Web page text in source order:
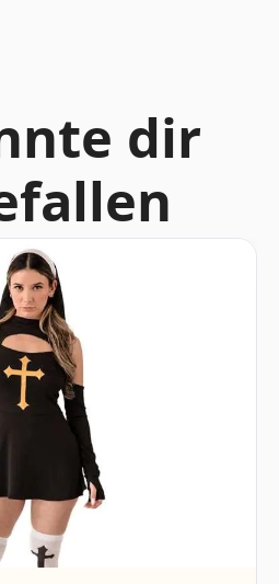
dir